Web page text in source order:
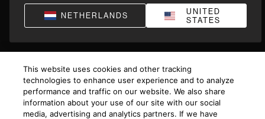
rights reserved.
NETHERLANDS
UNITED
STATES
This website uses cookies and other tracking
technologies to enhance user experience and to analyze
performance and traffic on our website. We also share
information about your use of our site with our social
media, advertising and analytics partners. If we have